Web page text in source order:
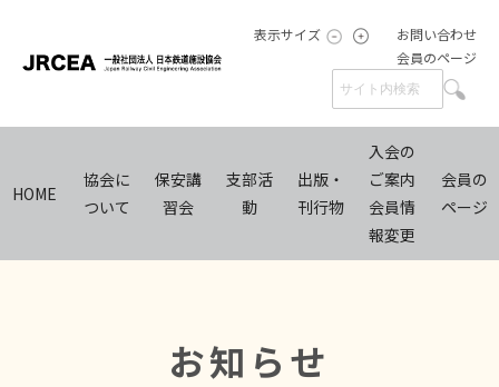
表示サイズ
お問い合わせ
会員のページ
HOME
協会に
ついて
保安講
習会
支部活
動
出版・
刊行物
入会の
ご案内
会員情
報変更
会員の
ページ
お知らせ